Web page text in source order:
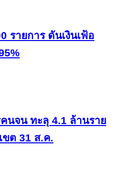
รายการ ดันเงินเฟ้อ
นจน ทะลุ 4.1 ล้านราย
ขต 31 ส.ค.